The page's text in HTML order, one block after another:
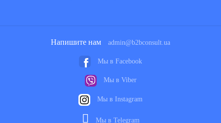
Напишите нам admin@b2bconsult.ua
Мы в Facebook
Мы в Viber
Мы в Instagram
Мы в Telegram